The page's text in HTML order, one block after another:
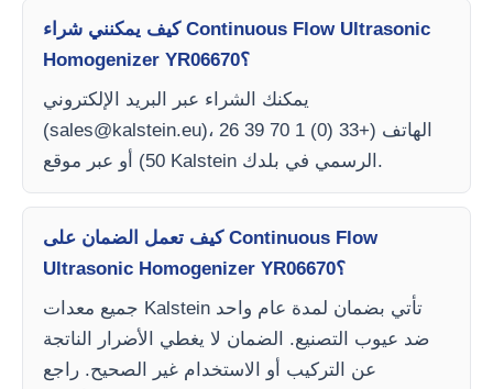
كيف يمكنني شراء Continuous Flow Ultrasonic
Homogenizer YR06670؟
يمكنك الشراء عبر البريد الإلكتروني
(sales@kalstein.eu)، الهاتف (+33 (0) 1 70 39 26
50) أو عبر موقع Kalstein الرسمي في بلدك.
كيف تعمل الضمان على Continuous Flow
Ultrasonic Homogenizer YR06670؟
جميع معدات Kalstein تأتي بضمان لمدة عام واحد
ضد عيوب التصنيع. الضمان لا يغطي الأضرار الناتجة
عن التركيب أو الاستخدام غير الصحيح. راجع